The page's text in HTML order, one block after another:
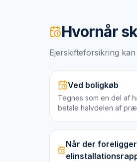
Hvornår
Ejerskifteforsikring
Ved boligkøb
Tegnes som en del af
betale halvdelen af
Når der